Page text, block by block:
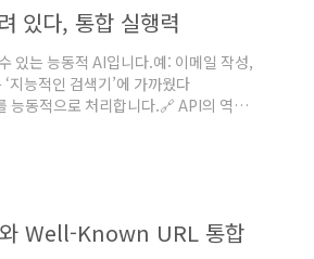
있다, 통합 실행력
있는 능동적 AI입니다.예: 이메일 작성,
지능적인 검색기’에 가까웠다
동적으로 처리합니다.🔗 API의 역할:
외부 시스템에 명령을 내리려면
Well-Known URL 통합